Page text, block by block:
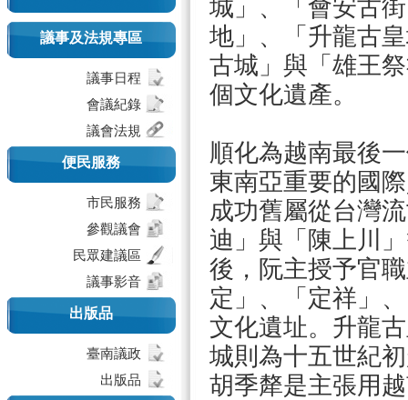
議事及法規專區
議事日程
會議紀錄
議會法規
便民服務
市民服務
參觀議會
民眾建議區
議事影音
出版品
臺南議政
出版品
城」、「會安古
地」、「升龍古
古城」與「雄王
個文化遺產。
順化為越南最後
東南亞重要的國
成功舊屬從台灣
迪」與「陳上川
後，阮主授予官
定」、「定祥」
文化遺址。升龍
城則為十五世紀
胡季犛是主張用